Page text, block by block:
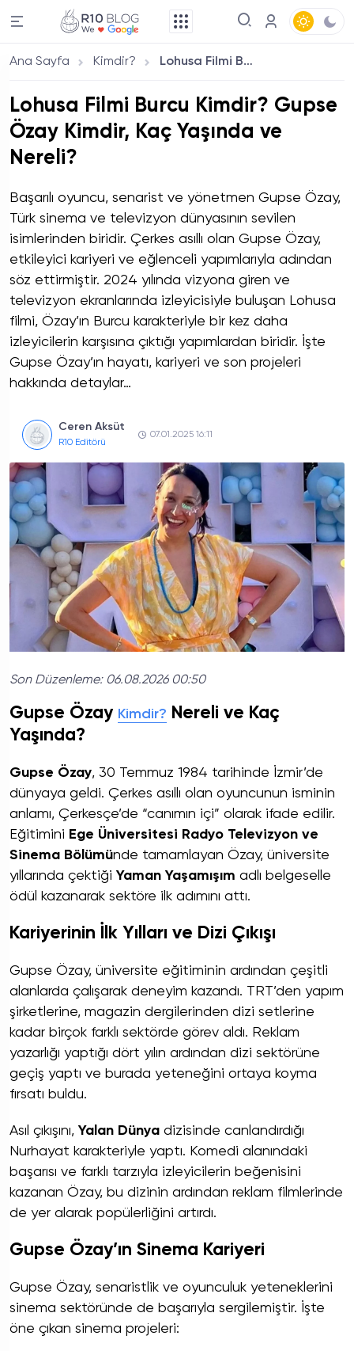
Ana Sayfa Kimdir? Lohusa Filmi Burcu Kimdir? Gupse Özay Kimdir, Kaç Yaşında ve Nereli?
Lohusa Filmi Burcu Kimdir? Gupse
Özay Kimdir, Kaç Yaşında ve
Nereli?
Başarılı oyuncu, senarist ve yönetmen Gupse Özay,
Türk sinema ve televizyon dünyasının sevilen
isimlerinden biridir. Çerkes asıllı olan Gupse Özay,
etkileyici kariyeri ve eğlenceli yapımlarıyla adından
söz ettirmiştir. 2024 yılında vizyona giren ve
televizyon ekranlarında izleyicisiyle buluşan Lohusa
filmi, Özay’ın Burcu karakteriyle bir kez daha
izleyicilerin karşısına çıktığı yapımlardan biridir. İşte
Gupse Özay’ın hayatı, kariyeri ve son projeleri
hakkında detaylar…
Ceren Aksüt
R10 Editörü
07.01.2025 16:11
Son Düzenleme: 06.08.2026 00:50
Gupse Özay Kimdir? Nereli ve Kaç
Yaşında?
Gupse Özay, 30 Temmuz 1984 tarihinde İzmir’de
dünyaya geldi. Çerkes asıllı olan oyuncunun isminin
anlamı, Çerkesçe’de “canımın içi” olarak ifade edilir.
Eğitimini Ege Üniversitesi Radyo Televizyon ve
Sinema Bölümünde tamamlayan Özay, üniversite
yıllarında çektiği Yaman Yaşamışım adlı belgeselle
ödül kazanarak sektöre ilk adımını attı.
Kariyerinin İlk Yılları ve Dizi Çıkışı
Gupse Özay, üniversite eğitiminin ardından çeşitli
alanlarda çalışarak deneyim kazandı. TRT’den yapım
şirketlerine, magazin dergilerinden dizi setlerine
kadar birçok farklı sektörde görev aldı. Reklam
yazarlığı yaptığı dört yılın ardından dizi sektörüne
geçiş yaptı ve burada yeteneğini ortaya koyma
fırsatı buldu.
Asıl çıkışını, Yalan Dünya dizisinde canlandırdığı
Nurhayat karakteriyle yaptı. Komedi alanındaki
başarısı ve farklı tarzıyla izleyicilerin beğenisini
kazanan Özay, bu dizinin ardından reklam filmlerinde
de yer alarak popülerliğini artırdı.
Gupse Özay’ın Sinema Kariyeri
Gupse Özay, senaristlik ve oyunculuk yeteneklerini
sinema sektöründe de başarıyla sergilemiştir. İşte
öne çıkan sinema projeleri: